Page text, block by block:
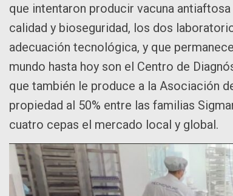
que intentaron producir vacuna
calidad y bioseguridad, los dos
adecuación tecnológica, y que
mundo hasta hoy son el Centro de
que también le produce a la Asociación
propiedad al 50% entre las familias
cuatro cepas el mercado local y global.